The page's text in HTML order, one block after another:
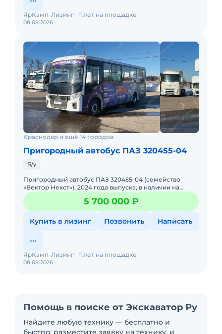
08.08.2026
ЯрКамп-Лизинг 11 лет на площадке
Краснодар и ещё 14 городов
Пригородный автобус ПАЗ 320455-04
Б/у
Пригородный автобус ПАЗ 320455-04 (семейство
«Вектор Некст»), 2024 года выпуска, в наличии на
стоянке в г. Ярославле. Двигатель: ЯМЗ, дизельный, Ев
5 700 000 ₽
Купить в лизинг Позвонить Написать
08.08.2026
ЯрКамп-Лизинг 11 лет на площадке
Помощь в поиске от Экскаватор Ру
Найдите любую технику — бесплатно и
быстро: разместите заявку на технику, и